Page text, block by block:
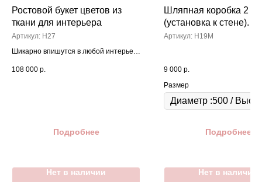
Ростовой букет цветов из
ткани для интерьера
Артикул: Н27
Шикарно впишутся в любой интерьер,
разборные, компактно упаковываются
108 000 р.
Подробнее
Нет в наличии
Шляпная коробка 2
(установка к стене).
Артикул: H19M
9 000 р.
Размер
Подробнее
Нет в наличии